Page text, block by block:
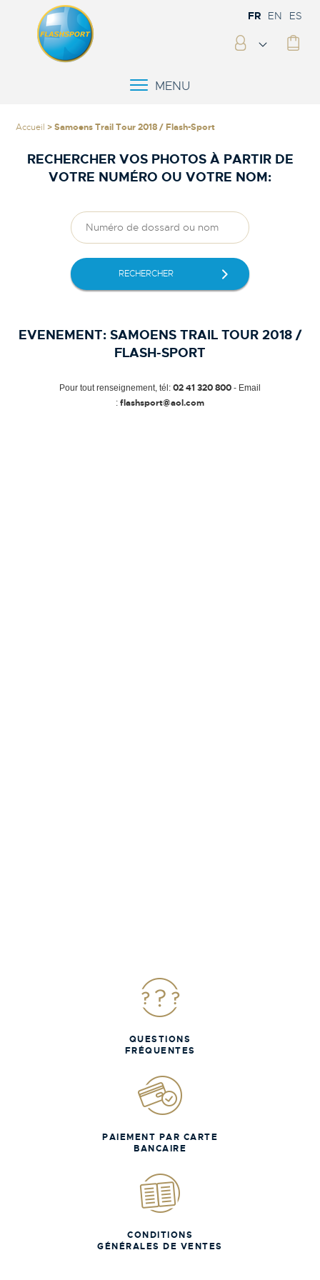
FR EN ES
MENU
Accueil > Samoens Trail Tour 2018 / Flash-Sport
RECHERCHER VOS PHOTOS À PARTIR DE
VOTRE NUMÉRO OU VOTRE NOM:
RECHERCHER
EVENEMENT: SAMOENS TRAIL TOUR 2018 /
FLASH-SPORT
Pour tout renseignement, tél: 02 41 320 800 - Email
: flashsport@aol.com
QUESTIONS
FRÉQUENTES
PAIEMENT PAR CARTE
BANCAIRE
CONDITIONS
GÉNÉRALES DE VENTES